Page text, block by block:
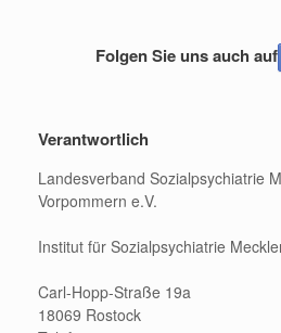
Folgen Sie uns auch auf
Verantwortlich
Landesverband Sozialpsychiatrie
Vorpommern e.V.
Institut für Sozialpsychiatrie
Carl-Hopp-Straße 19a
18069 Rostock